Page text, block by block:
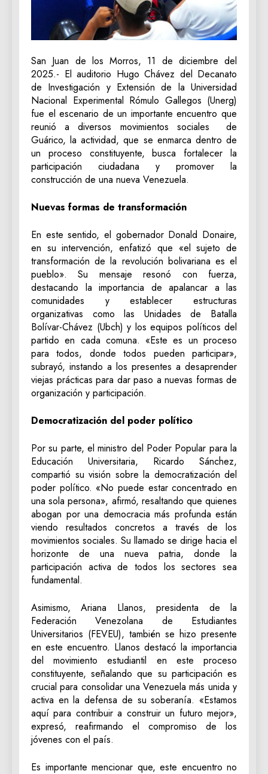
San Juan de los Morros, 11 de diciembre del
2025.- El auditorio Hugo Chávez del Decanato
de Investigación y Extensión de la Universidad
Nacional Experimental Rómulo Gallegos (Unerg)
fue el escenario de un importante encuentro que
reunió a diversos movimientos sociales de
Guárico, la actividad, que se enmarca dentro de
un proceso constituyente, busca fortalecer la
participación ciudadana y promover la
construcción de una nueva Venezuela.
Nuevas formas de transformación
En este sentido, el gobernador Donald Donaire,
en su intervención, enfatizó que «el sujeto de
transformación de la revolución bolivariana es el
pueblo». Su mensaje resonó con fuerza,
destacando la importancia de apalancar a las
comunidades y establecer estructuras
organizativas como las Unidades de Batalla
Bolívar-Chávez (Ubch) y los equipos políticos del
partido en cada comuna. «Este es un proceso
para todos, donde todos pueden participar»,
subrayó, instando a los presentes a desaprender
viejas prácticas para dar paso a nuevas formas de
organización y participación.
Democratización del poder político
Por su parte, el ministro del Poder Popular para la
Educación Universitaria, Ricardo Sánchez,
compartió su visión sobre la democratización del
poder político. «No puede estar concentrado en
una sola persona», afirmó, resaltando que quienes
abogan por una democracia más profunda están
viendo resultados concretos a través de los
movimientos sociales. Su llamado se dirige hacia el
horizonte de una nueva patria, donde la
participación activa de todos los sectores sea
fundamental.
Asimismo, Ariana Llanos, presidenta de la
Federación Venezolana de Estudiantes
Universitarios (FEVEU), también se hizo presente
en este encuentro. Llanos destacó la importancia
del movimiento estudiantil en este proceso
constituyente, señalando que su participación es
crucial para consolidar una Venezuela más unida y
activa en la defensa de su soberanía. «Estamos
aquí para contribuir a construir un futuro mejor»,
expresó, reafirmando el compromiso de los
jóvenes con el país.
Es importante mencionar que, este encuentro no